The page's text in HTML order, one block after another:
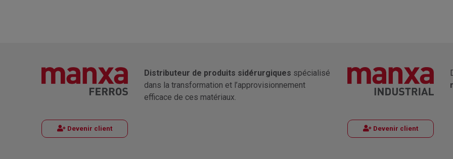
Devenir client
Distributeur de produits sidérurgiques spécialisé
dans la transformation et l’approvisionnement
efficace de ces matériaux.
Devenir client